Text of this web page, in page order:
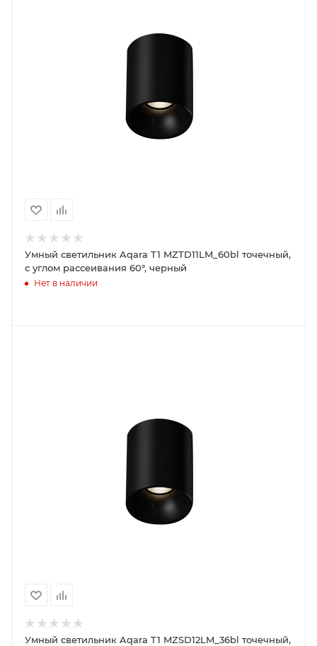
Умный светильник Aqara T1 MZTD11LM_60bl точечный,
с углом рассеивания 60°, черный
Нет в наличии
Умный светильник Aqara T1 MZSD12LM_36bl точечный,